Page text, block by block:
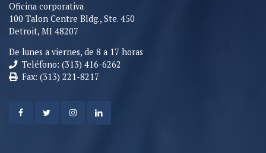
Oficina corporativa
100 Talon Centre Bldg., Ste. 450
Detroit, MI 48207
De lunes a viernes, de 8 a 17 horas
Teléfono: (313) 416-6262
Fax: (313) 221-8217